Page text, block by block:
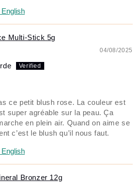
Multi-Stick 5g
04/08/2025
ce petit blush rose. La couleur est
super agréable sur la peau. Ça
en plein air. Quand on aime se
c’est le blush qu’il nous faut.
Bronzer 12g